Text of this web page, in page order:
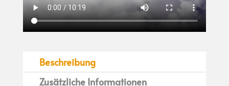
Beschreibung
Zusätzliche Informationen